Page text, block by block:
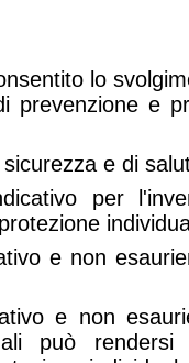
lo
prevenzione e
e di
per
e non
e non
può rendersi